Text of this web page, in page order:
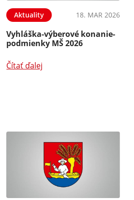
Aktuality 18. MAR 2026
Vyhláška-výberové konanie-
podmienky MŠ 2026
Čítať ďalej